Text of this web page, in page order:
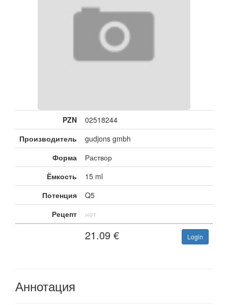
PZN
02518244
Производитель
gudjons gmbh
Форма
Раствор
Ёмкость
15 ml
Потенция
Q5
Рецепт
нет
21.09 € Login
Аннотация